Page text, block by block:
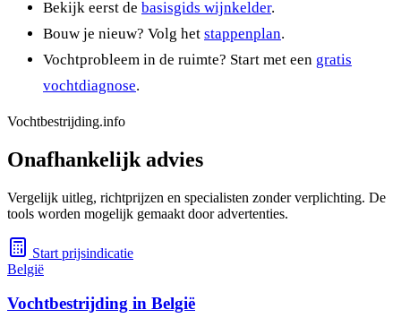
Bekijk eerst de basisgids wijnkelder.
Bouw je nieuw? Volg het stappenplan.
Vochtprobleem in de ruimte? Start met een gratis
vochtdiagnose.
Vochtbestrijding.info
Onafhankelijk advies
Vergelijk uitleg, richtprijzen en specialisten zonder verplichting. De
tools worden mogelijk gemaakt door advertenties.
Start prijsindicatie
België
Vochtbestrijding in België